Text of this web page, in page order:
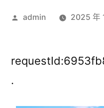
作
admin 2025 年
.